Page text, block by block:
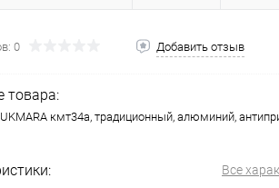
0 Добавить отзыв
товара:
кмт34а, традиционный, алюминий,
Все